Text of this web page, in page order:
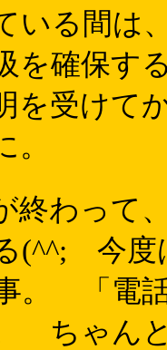
いる間は
を確保す
を受けて
終わって
(^^; 今度
。 「電
ちゃん